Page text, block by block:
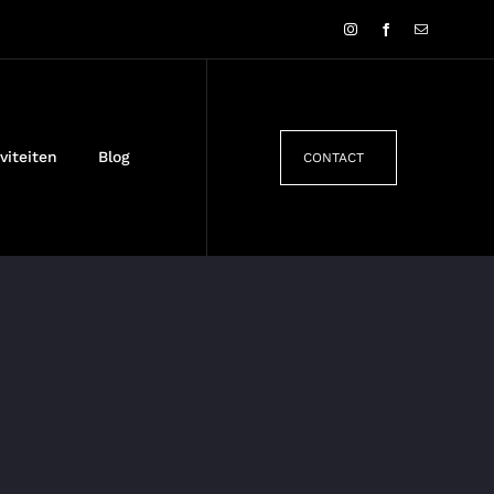
Blog CONTACT